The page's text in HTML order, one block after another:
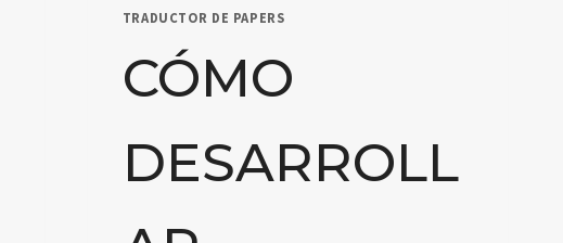
TRADUCTOR DE PAPERS
CÓMO
DESARROLL